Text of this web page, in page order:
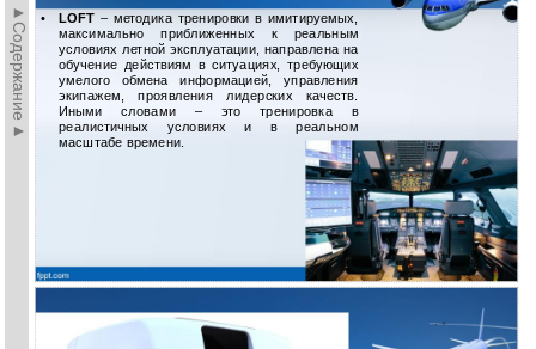
►Содержание► • LOFT – методика тренировки в имитируемых,
максимально приближенных к реальным
условиях летной эксплуатации, направлена на
обучение действиям в ситуациях, требующих
умелого обмена информацией, управления
экипажем, проявления лидерских качеств.
Иными словами – это тренировка в
реалистичных условиях и в реальном
масштабе времени.